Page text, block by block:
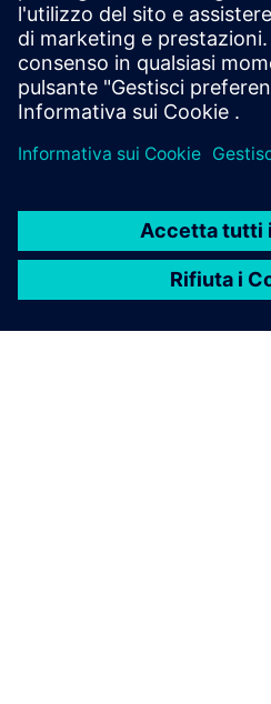
Assistenza online | Tutti i prodotti
Assistenza online |Forum tecnico
Assistenza online |Crea una